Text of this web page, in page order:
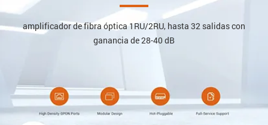
amplificador de fibra óptica 1RU/2RU, hasta 32 salidas con
ganancia de 28-40 dB